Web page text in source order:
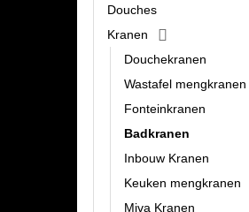
Douches
Kranen
Douchekranen
Wastafel mengkranen
Fonteinkranen
Badkranen
Inbouw Kranen
Keuken mengkranen
Miva Kranen